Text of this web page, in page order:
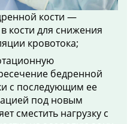
кости —
кости для снижения
кровотока;
бедренной
с последующим ее
под новым
сместить нагрузку с